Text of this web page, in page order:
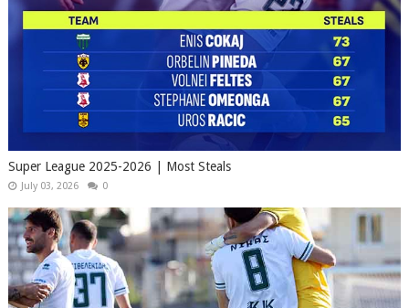
Super League 2025-2026 | Most Steals
July 03, 2026 0